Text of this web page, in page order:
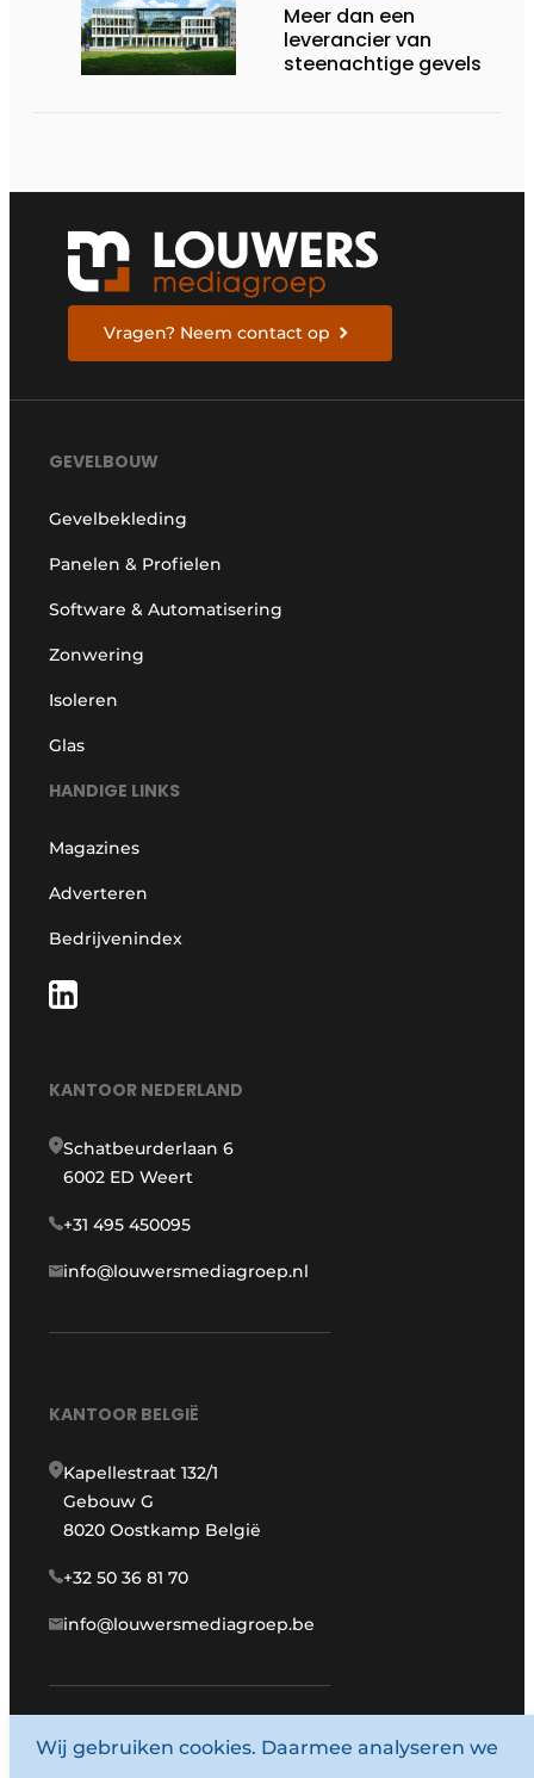
Meer dan een
leverancier van
steenachtige gevels
Vragen? Neem contact op
GEVELBOUW
Gevelbekleding
Panelen & Profielen
Software & Automatisering
Zonwering
Isoleren
Glas
HANDIGE LINKS
Magazines
Adverteren
Bedrijvenindex
KANTOOR NEDERLAND
Schatbeurderlaan 6
6002 ED Weert
+31 495 450095
info@louwersmediagroep.nl
KANTOOR BELGIË
Kapellestraat 132/1
Gebouw G
8020 Oostkamp België
+32 50 36 81 70
info@louwersmediagroep.be
www.louwersmediagroep.com
Wij gebruiken cookies. Daarmee analyseren we